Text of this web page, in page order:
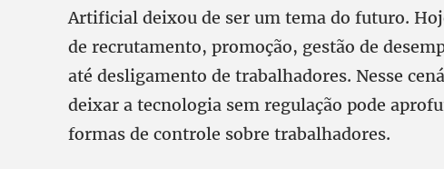
Artificial deixou de ser um tema do futuro.
de recrutamento, promoção, gestão de
até desligamento de trabalhadores. Nesse
deixar a tecnologia sem regulação pode
formas de controle sobre trabalhadores.